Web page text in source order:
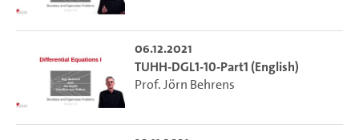
06.12.2021
TUHH-DGL1-10-Part1 (English)
Prof. Jörn Behrens